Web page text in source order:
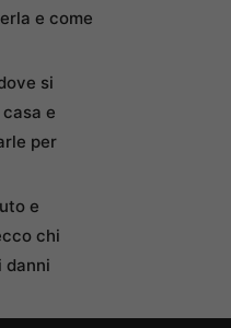
e come
si
e
per
e
chi
danni